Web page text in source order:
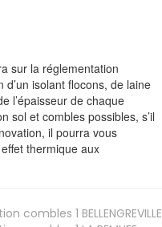
sur la réglementation
d’un isolant flocons, de laine
l’épaisseur de chaque
sol et combles possibles, s’il
il pourra vous
thermique aux
combles 1 BELLENGREVILLE